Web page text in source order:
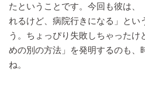
たということです。今回も彼は、
れるけど、病院行きになる」とい
う。ちょっぴり失敗しちゃったけ
めの別の方法」を発明するのも、
ね。